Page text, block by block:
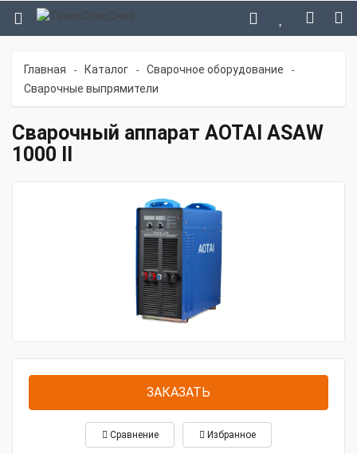
Главная - Каталог - Сварочное оборудование -
Сварочные выпрямители
Сварочный аппарат AOTAI ASAW
1000 II
ЗАКАЗАТЬ
Сравнение Избранное